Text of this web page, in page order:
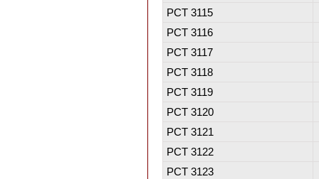
PCT 3115
PCT 3116
PCT 3117
PCT 3118
PCT 3119
PCT 3120
PCT 3121
PCT 3122
PCT 3123